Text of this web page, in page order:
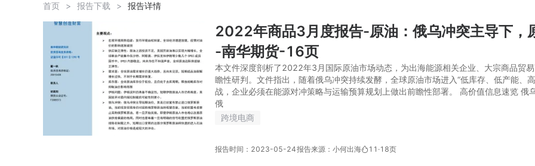
首页 > 报告下载 > 报告详情
2022年商品3月度报告-原油：俄乌冲突主导下
-南华期货-16页
本文件深度剖析了2022年3月国际原油市场动态，为出海能源相关企业、大宗商品贸
瞻性研判。文件指出，随着俄乌冲突持续发酵，全球原油市场进入“低库存、低产能、
战，企业必须在能源对冲策略与运输预算规划上做出前瞻性部署。 高价值信息速览
俄
跨境电商
报告时间：2023-05-24报告来源：小何出海 11 ·18页